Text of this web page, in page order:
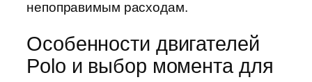
непоправимым расходам.
Особенности двигателей
Polo и выбор момента для